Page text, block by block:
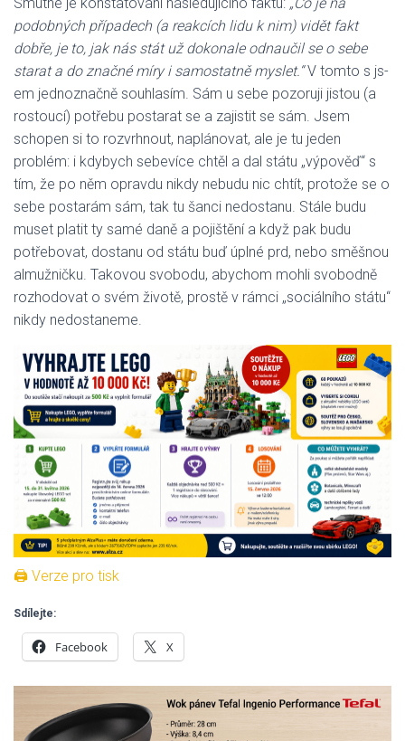
podobných případech (a reakcích lidu k nim) vidět fakt
dobře, je to, jak nás stát už dokonale odnaučil se o sebe
starat a do značné míry i samostatně myslet.“V tomto s js-
em jednoznačně souhlasím. Sám u sebe pozoruji jistou (a
rostoucí) potřebu postarat se a zajistit se sám. Jsem
schopen si to rozvrhnout, naplánovat, ale je tu jeden
problém: i kdybych sebevíce chtěl a dal státu „výpověď“ s
tím, že po něm opravdu nikdy nebudu nic chtít, protože se o
sebe postarám sám, tak tu šanci nedostanu. Stále budu
muset platit ty samé daně a pojištění a když pak budu
potřebovat, dostanu od státu buď úplné prd, nebo směšnou
almužničku. Takovou svobodu, abychom mohli svobodně
rozhodovat o svém životě, prostě v rámci „sociálního státu“
nikdy nedostaneme.
🖨 Verze pro tisk
Sdílejte:
Facebook X